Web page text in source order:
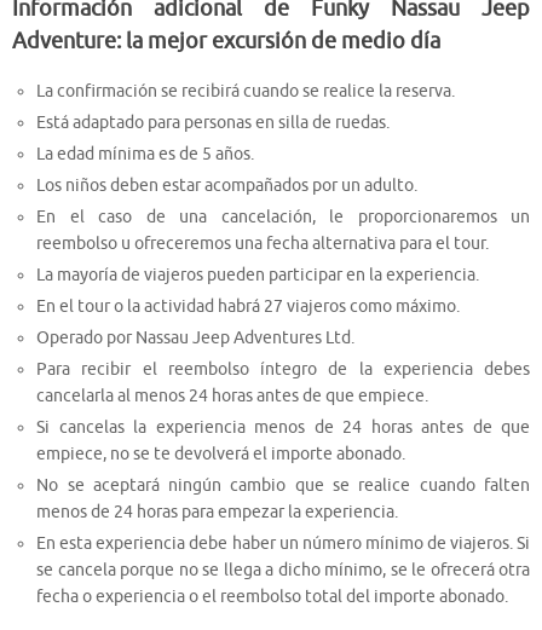
Información adicional de Funky Nassau Jeep
Adventure: la mejor excursión de medio día
La confirmación se recibirá cuando se realice la reserva.
Está adaptado para personas en silla de ruedas.
La edad mínima es de 5 años.
Los niños deben estar acompañados por un adulto.
En el caso de una cancelación, le proporcionaremos un
reembolso u ofreceremos una fecha alternativa para el tour.
La mayoría de viajeros pueden participar en la experiencia.
En el tour o la actividad habrá 27 viajeros como máximo.
Operado por Nassau Jeep Adventures Ltd.
Para recibir el reembolso íntegro de la experiencia debes
cancelarla al menos 24 horas antes de que empiece.
Si cancelas la experiencia menos de 24 horas antes de que
empiece, no se te devolverá el importe abonado.
No se aceptará ningún cambio que se realice cuando falten
menos de 24 horas para empezar la experiencia.
En esta experiencia debe haber un número mínimo de viajeros. Si
se cancela porque no se llega a dicho mínimo, se le ofrecerá otra
fecha o experiencia o el reembolso total del importe abonado.